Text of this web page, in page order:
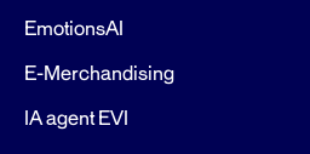
EmotionsAI
E-Merchandising
IA agent EVI